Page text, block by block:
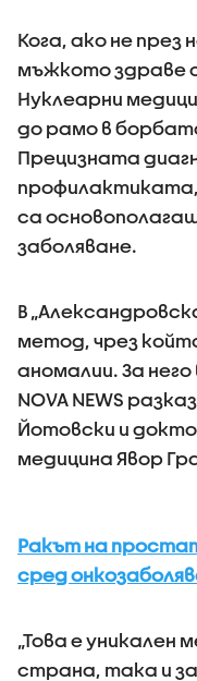
Кога, ако не
мъжкото здраве
Нуклеарни
до рамо в
Прецизната
са
заболяване.
В
метод, чрез
аномалии. За
NOVA NEWS
Йотовски и
медицина Явор
Ракът на
сред
„Това е
страна, така и